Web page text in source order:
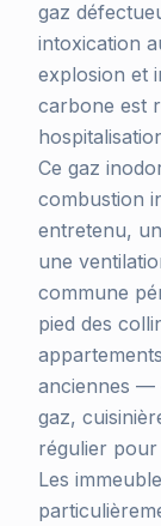
gaz
intoxication
explosion et
carbone est
Ce gaz
combustion
entretenu,
une
commune
pied des
anciennes —
gaz,
régulier
Les